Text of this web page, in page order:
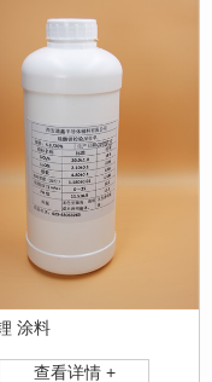
涂料
查看详情 +